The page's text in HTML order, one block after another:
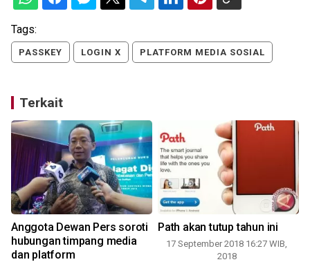
Tags:
PASSKEY LOGIN X PLATFORM MEDIA SOSIAL
Terkait
Anggota Dewan Pers soroti
hubungan timpang media
dan platform
Path akan tutup tahun ini
17 September 2018 16:27 WIB,
2018